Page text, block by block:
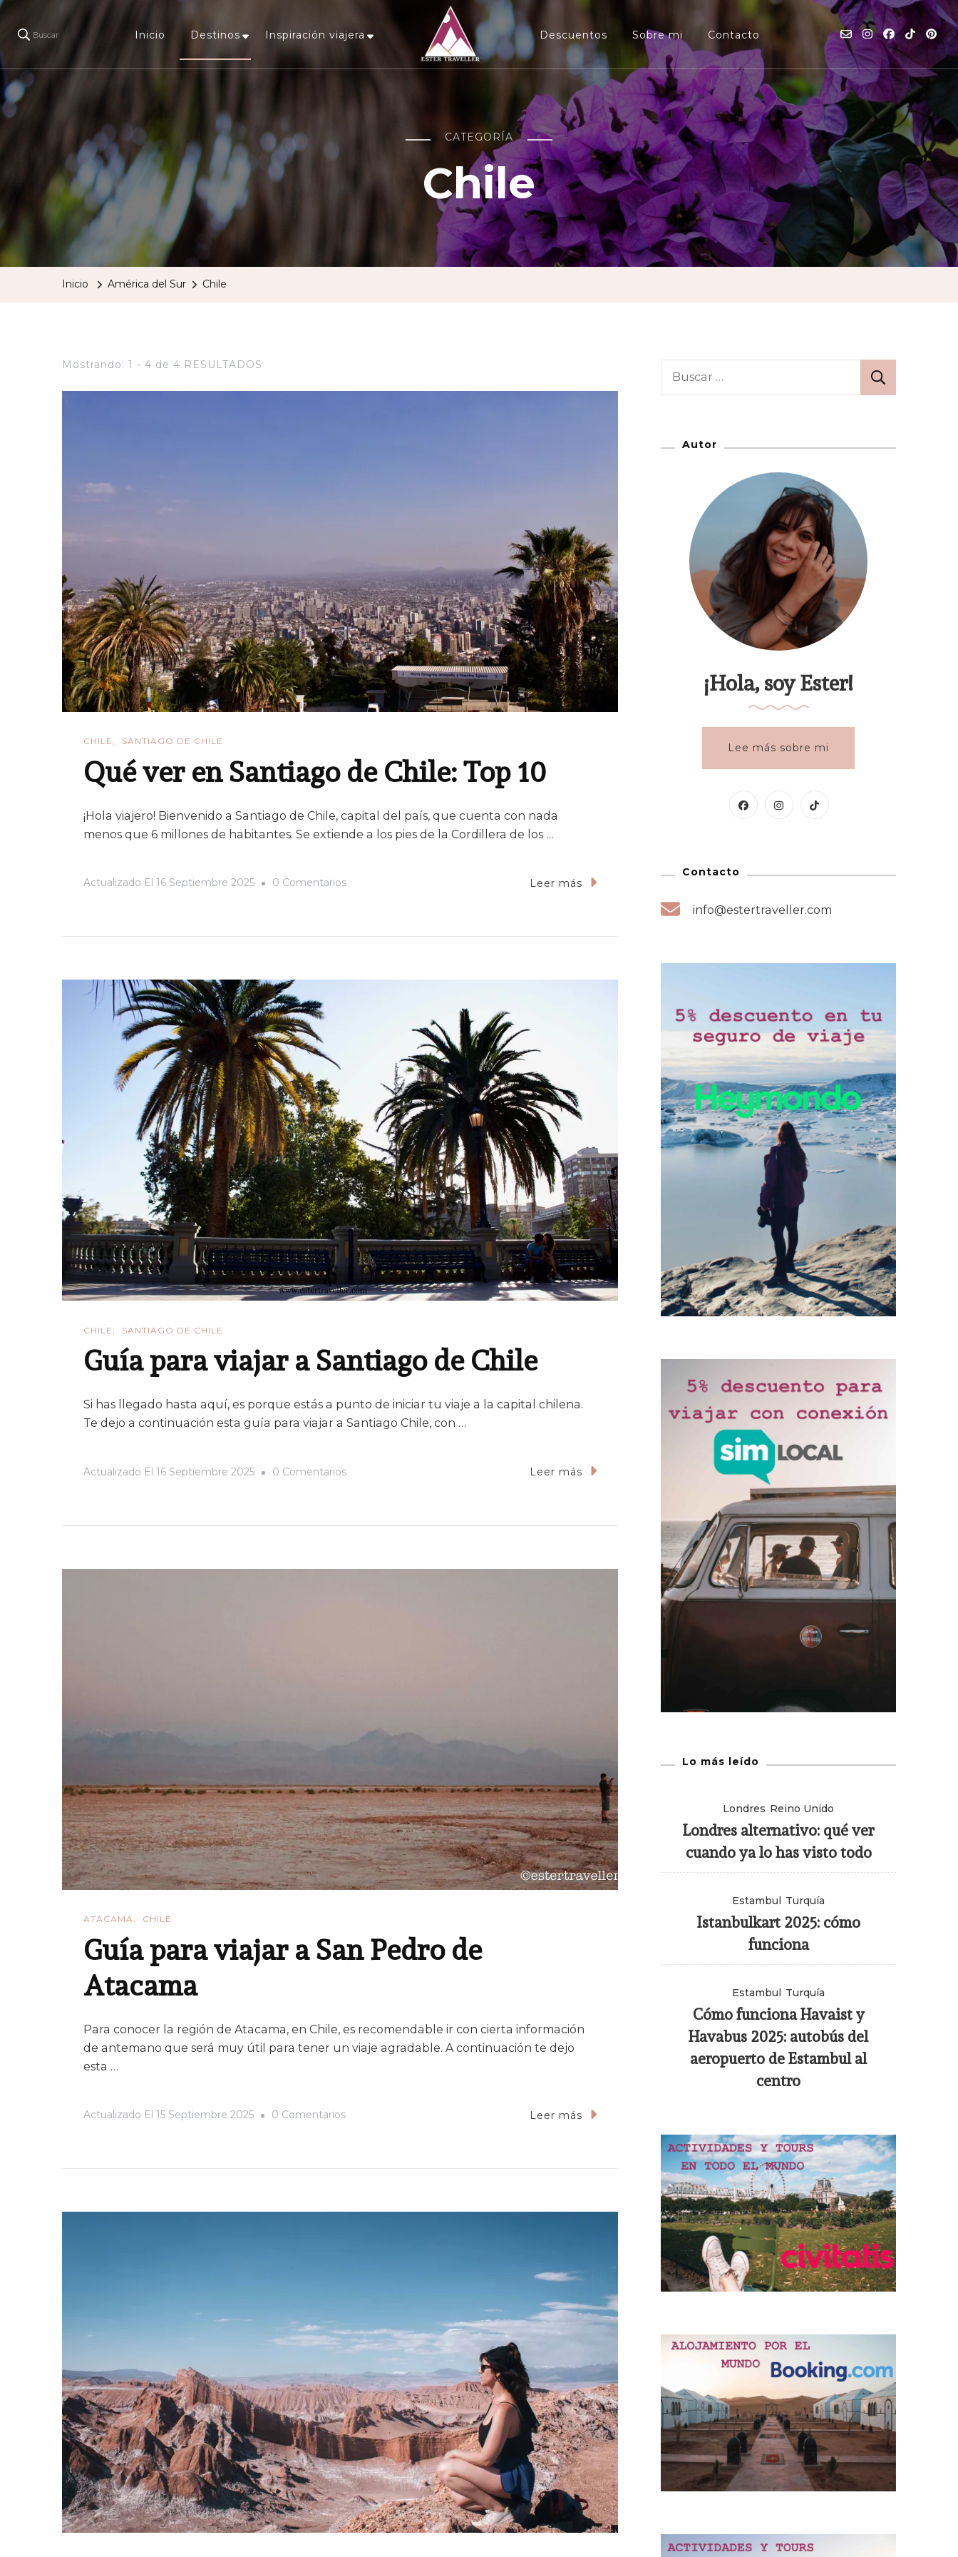
Buscar Inicio Destinos Inspiración viajera
Ester Traveller
tu blog para vivir la aventura de viajar sola
Descuentos Sobre mi Contacto
CATEGORÍA
Chile
Inicio América del Sur Chile
Mostrando: 1 - 4 de 4 RESULTADOS
CHILE SANTIAGO DE CHILE
Qué ver en Santiago de Chile: Top 10
¡Hola viajero! Bienvenido a Santiago de Chile, capital del país, que cuenta con nada
menos que 6 millones de habitantes. Se extiende a los pies de la Cordillera de los …
Actualizado El 16 Septiembre 2025 0 ComentariosEn
Leer más
CHILE SANTIAGO DE CHILE
Guía para viajar a Santiago de Chile
Si has llegado hasta aquí, es porque estás a punto de iniciar tu viaje a la capital chilena.
Te dejo a continuación esta guía para viajar a Santiago Chile, con …
Actualizado El 16 Septiembre 2025 0 ComentariosEn
Leer más
ATACAMA CHILE
Guía para viajar a San Pedro de
Atacama
Para conocer la región de Atacama, en Chile, es recomendable ir con cierta información
de antemano que será muy útil para tener un viaje agradable. A continuación te dejo
esta …
Actualizado El 15 Septiembre 2025 0 ComentariosEn
Leer más
Buscar:
Autor
¡Hola, soy Ester!
Lee más sobre mi
Contacto
info@estertraveller.com
Lo más leído
Londres Reino Unido
Londres alternativo: qué ver
cuando ya lo has visto todo
Estambul Turquía
Istanbulkart 2025: cómo
funciona
Estambul Turquía
Cómo funciona Havaist y
Havabus 2025: autobús del
aeropuerto de Estambul al
centro